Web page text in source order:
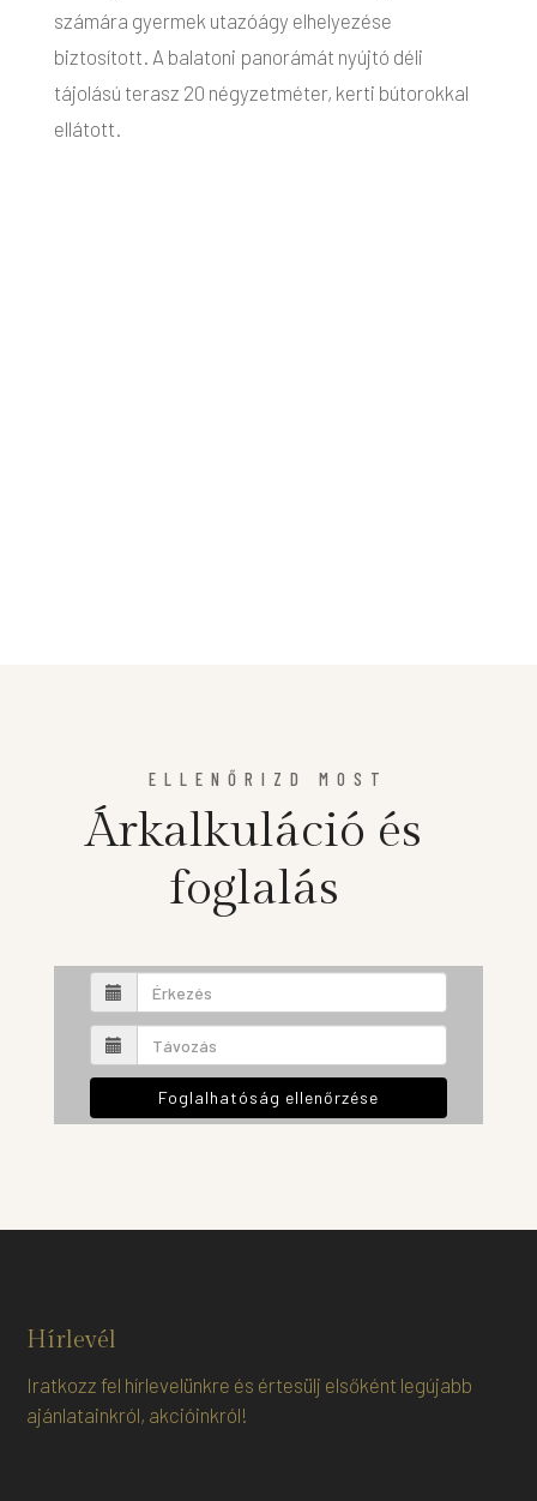
számára gyermek utazóágy elhelyezése
biztosított. A balatoni panorámát nyújtó déli
tájolású terasz 20 négyzetméter, kerti bútorokkal
ellátott.
ELLENŐRIZD MOST
Árkalkuláció és
foglalás
Foglalhatóság ellenőrzése
Hírlevél
Iratkozz fel hírlevelünkre és értesülj elsőként legújabb
ajánlatainkról, akcióinkról!